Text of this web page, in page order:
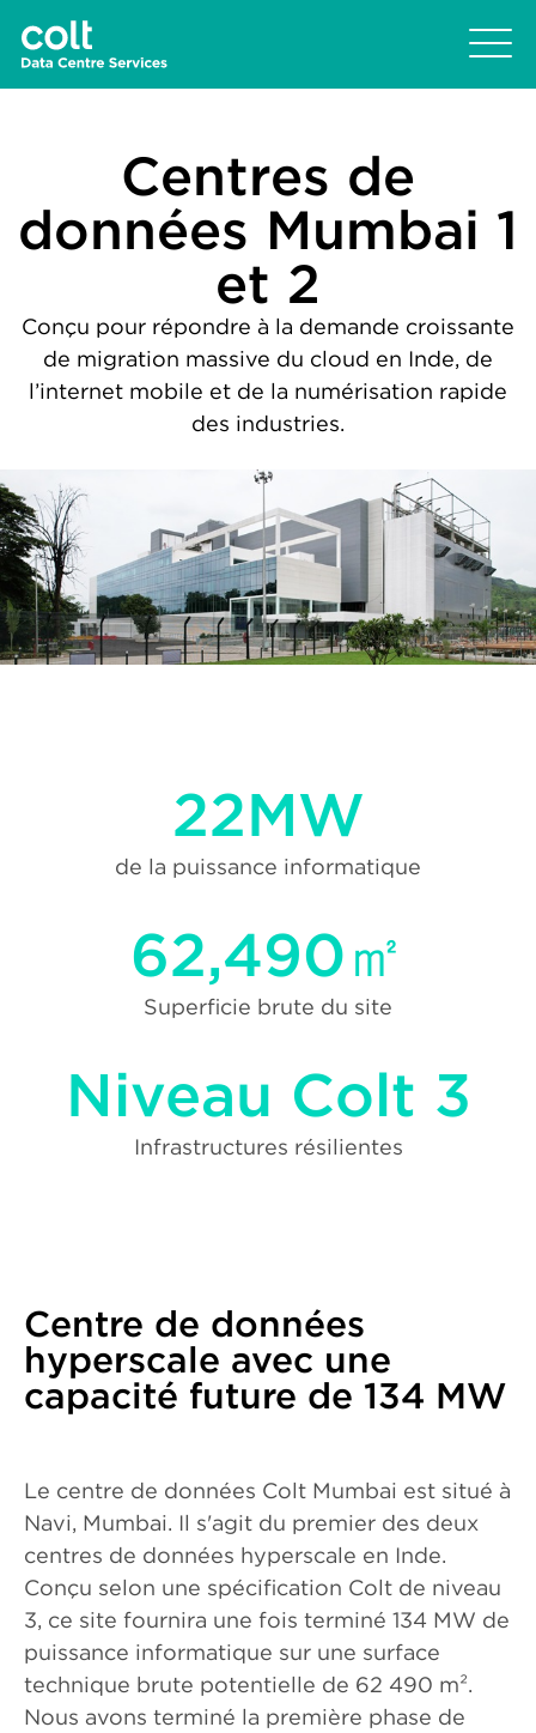
Centres de
données Mumbai 1
et 2
Conçu pour répondre à la demande croissante
de migration massive du cloud en Inde, de
l’internet mobile et de la numérisation rapide
des industries.
22MW
de la puissance informatique
62,490㎡
Superficie brute du site
Niveau Colt 3
Infrastructures résilientes
Centre de données
hyperscale avec une
capacité future de 134 MW
Le centre de données Colt Mumbai est situé à
Navi, Mumbai. Il s'agit du premier des deux
centres de données hyperscale en Inde.
Conçu selon une spécification Colt de niveau
3, ce site fournira une fois terminé 134 MW de
puissance informatique sur une surface
technique brute potentielle de 62 490 m².
Nous avons terminé la première phase de